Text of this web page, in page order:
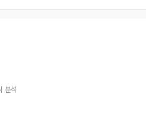
분석